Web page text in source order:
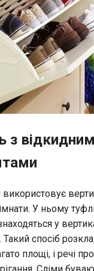
з
У ньому
у
Такий спосіб
площі, і речі
Сліми